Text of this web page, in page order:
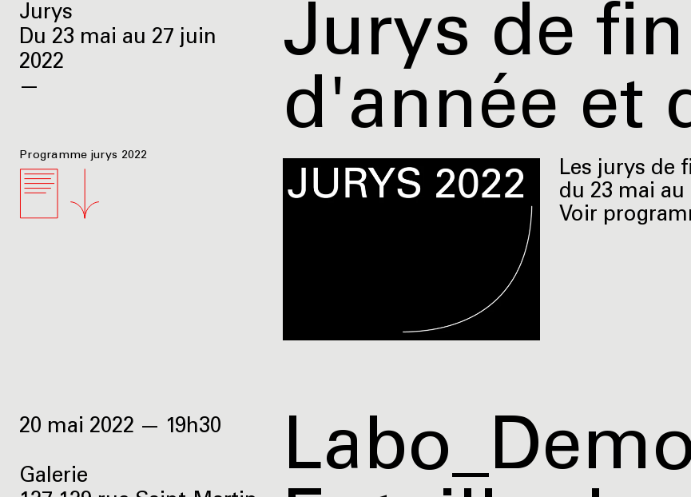
Jurys
Du 23 mai au 27 juin
2022
—
Programme jurys 2022
Jurys de fin
d'année et
Les jurys de
du 23 mai au
Voir
20 mai 2022 — 19h30
Galerie